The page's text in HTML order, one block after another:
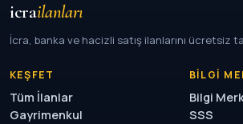
icrailanları
İcra, banka ve hacizli satış ilanlarını ücretsiz
KEŞFET
Tüm İlanlar
Gayrimenkul
BILGI
Bilgi
SSS